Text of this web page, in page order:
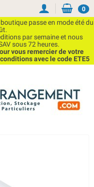
boutique passe en mode été du
par semaine et nous
sous 72 heures.
vous remercier de votre
avec le code ETE5
0